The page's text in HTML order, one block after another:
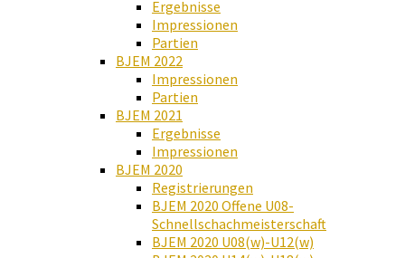
Ergebnisse
Impressionen
Partien
BJEM 2022
Impressionen
Partien
BJEM 2021
Ergebnisse
Impressionen
BJEM 2020
Registrierungen
BJEM 2020 Offene U08-
Schnellschachmeisterschaft
BJEM 2020 U08(w)-U12(w)